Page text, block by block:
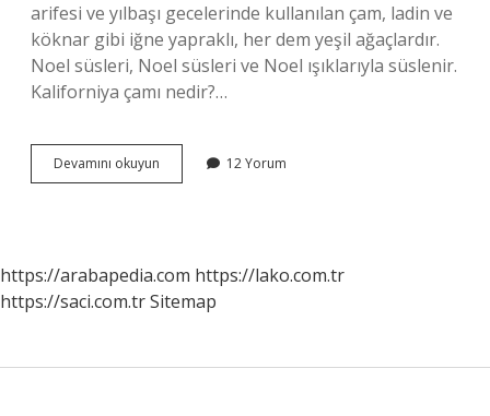
arifesi ve yılbaşı gecelerinde kullanılan çam, ladin ve
köknar gibi iğne yapraklı, her dem yeşil ağaçlardır.
Noel süsleri, Noel süsleri ve Noel ışıklarıyla süslenir.
Kaliforniya çamı nedir?…
Devamını okuyun
Çamının
12 Yorum
https://arabapedia.com https://lako.com.tr
https://saci.com.trSitemap